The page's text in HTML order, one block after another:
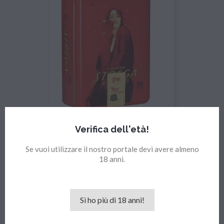
Magie Assortite Allo Strega...
Verifica dell'età!
Se vuoi utilizzare il nostro portale devi avere almeno
18 anni.
Sì ho più di 18 anni!